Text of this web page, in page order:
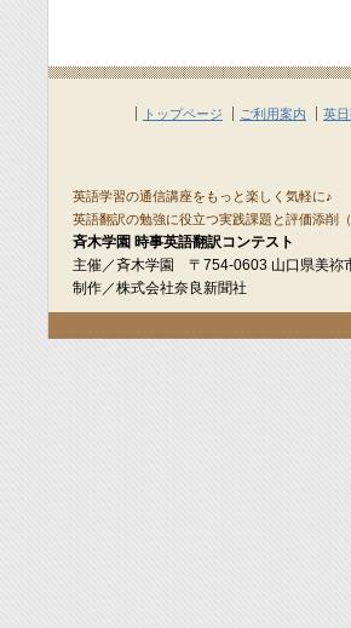
トップページ ご利用案内 英
英語学習の通信講座をもっと楽しく気軽に♪
英語翻訳の勉強に役立つ実践課題と評価添削
斉木学園 時事英語翻訳コンテスト
主催／斉木学園 〒754-0603 山口県美
制作／株式会社奈良新聞社